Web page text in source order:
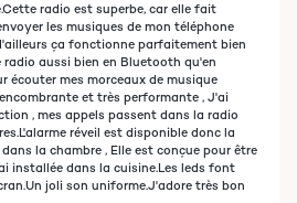
radio est superbe, car elle fait
les musiques de mon téléphone
ça fonctionne parfaitement bien
aussi bien en Bluetooth qu'en
écouter mes morceaux de musique
et très performante , J'ai
, mes appels passent dans la radio
réveil est disponible donc la
la chambre , Elle est conçue pour être
installée dans la cuisine.Les leds font
joli son uniforme.J'adore très bon